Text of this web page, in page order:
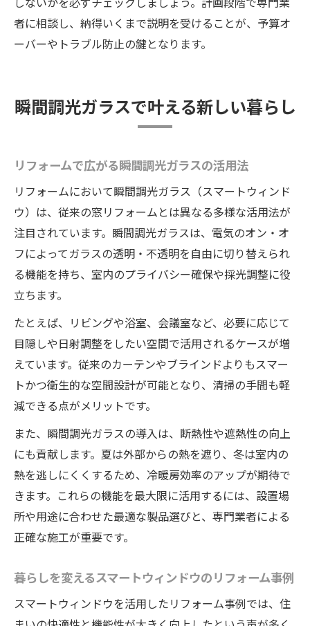
しないかを必ずチェックしましょう。計画段階で専門業
者に相談し、納得いくまで説明を受けることが、予算オ
ーバーやトラブル防止の鍵となります。
瞬間調光ガラスで叶える新しい暮らし
リフォームで広がる瞬間調光ガラスの活用法
リフォームにおいて瞬間調光ガラス（スマートウィンド
ウ）は、従来の窓リフォームとは異なる多様な活用法が
注目されています。瞬間調光ガラスは、電気のオン・オ
フによってガラスの透明・不透明を自由に切り替えられ
る機能を持ち、室内のプライバシー確保や採光調整に役
立ちます。
たとえば、リビングや浴室、会議室など、必要に応じて
目隠しや日射調整をしたい空間で活用されるケースが増
えています。従来のカーテンやブラインドよりもスマー
トかつ衛生的な空間設計が可能となり、清掃の手間も軽
減できる点がメリットです。
また、瞬間調光ガラスの導入は、断熱性や遮熱性の向上
にも貢献します。夏は外部からの熱を遮り、冬は室内の
熱を逃しにくくするため、冷暖房効率のアップが期待で
きます。これらの機能を最大限に活用するには、設置場
所や用途に合わせた最適な製品選びと、専門業者による
正確な施工が重要です。
暮らしを変えるスマートウィンドウのリフォーム事例
スマートウィンドウを活用したリフォーム事例では、住